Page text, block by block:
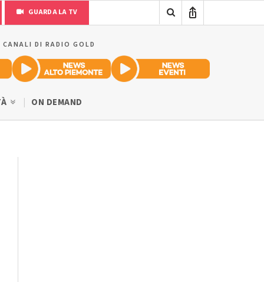
GUARDA LA TV
DI RADIO GOLD
ON DEMAND